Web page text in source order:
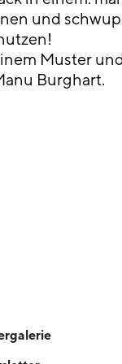
und
Muster
Burghart.